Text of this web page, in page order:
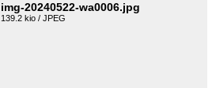
img-20240522-wa0006.jpg
139.2 kio / JPEG